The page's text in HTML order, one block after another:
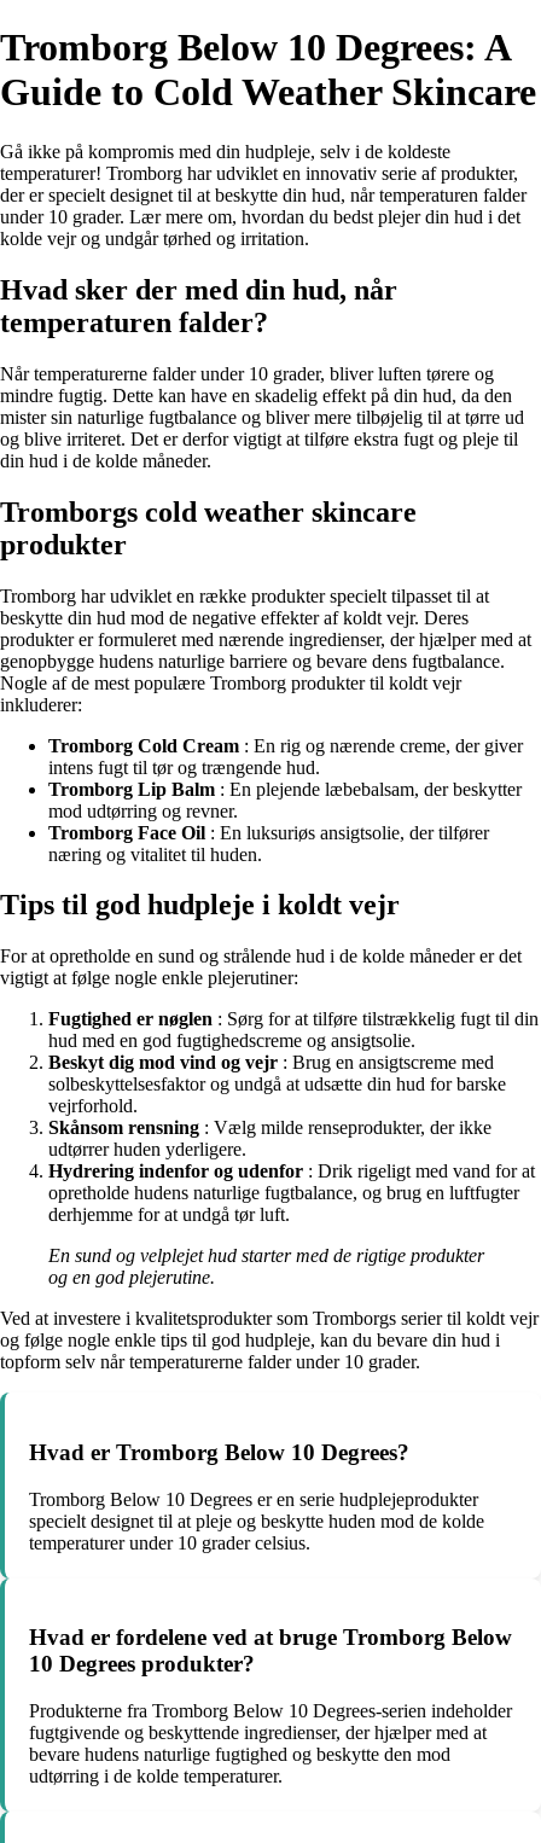
Tromborg Below 10 Degrees: A
Guide to Cold Weather Skincare
Gå ikke på kompromis med din hudpleje, selv i de koldeste
temperaturer! Tromborg har udviklet en innovativ serie af produkter,
der er specielt designet til at beskytte din hud, når temperaturen falder
under 10 grader. Lær mere om, hvordan du bedst plejer din hud i det
kolde vejr og undgår tørhed og irritation.
Hvad sker der med din hud, når
temperaturen falder?
Når temperaturerne falder under 10 grader, bliver luften tørere og
mindre fugtig. Dette kan have en skadelig effekt på din hud, da den
mister sin naturlige fugtbalance og bliver mere tilbøjelig til at tørre ud
og blive irriteret. Det er derfor vigtigt at tilføre ekstra fugt og pleje til
din hud i de kolde måneder.
Tromborgs cold weather skincare
produkter
Tromborg har udviklet en række produkter specielt tilpasset til at
beskytte din hud mod de negative effekter af koldt vejr. Deres
produkter er formuleret med nærende ingredienser, der hjælper med at
genopbygge hudens naturlige barriere og bevare dens fugtbalance.
Nogle af de mest populære Tromborg produkter til koldt vejr
inkluderer:
Tromborg Cold Cream : En rig og nærende creme, der giver
intens fugt til tør og trængende hud.
Tromborg Lip Balm : En plejende læbebalsam, der beskytter
mod udtørring og revner.
Tromborg Face Oil : En luksuriøs ansigtsolie, der tilfører
næring og vitalitet til huden.
Tips til god hudpleje i koldt vejr
For at opretholde en sund og strålende hud i de kolde måneder er det
vigtigt at følge nogle enkle plejerutiner:
Fugtighed er nøglen : Sørg for at tilføre tilstrækkelig fugt til din
hud med en god fugtighedscreme og ansigtsolie.
Beskyt dig mod vind og vejr : Brug en ansigtscreme med
solbeskyttelsesfaktor og undgå at udsætte din hud for barske
vejrforhold.
Skånsom rensning : Vælg milde renseprodukter, der ikke
udtørrer huden yderligere.
Hydrering indenfor og udenfor : Drik rigeligt med vand for at
opretholde hudens naturlige fugtbalance, og brug en luftfugter
derhjemme for at undgå tør luft.
En sund og velplejet hud starter med de rigtige produkter
og en god plejerutine.
Ved at investere i kvalitetsprodukter som Tromborgs serier til koldt vejr
og følge nogle enkle tips til god hudpleje, kan du bevare din hud i
topform selv når temperaturerne falder under 10 grader.
Hvad er Tromborg Below 10 Degrees?
Tromborg Below 10 Degrees er en serie hudplejeprodukter
specielt designet til at pleje og beskytte huden mod de kolde
temperaturer under 10 grader celsius.
Hvad er fordelene ved at bruge Tromborg Below
10 Degrees produkter?
Produkterne fra Tromborg Below 10 Degrees-serien indeholder
fugtgivende og beskyttende ingredienser, der hjælper med at
bevare hudens naturlige fugtighed og beskytte den mod
udtørring i de kolde temperaturer.